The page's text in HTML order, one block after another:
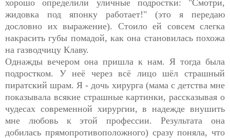
хорошо определили уличные подростки: "Смотри,
жидовка под японку работает!" (это я передаю
дословно их выражение). Стоило ей совсем слегка
накрасить губы помадой, как она становилась похожа
на газводчицу Клаву.
Однажды вечером она пришла к нам. Я тогда была
подростком. У неё через всё лицо шёл страшный
пиратский шрам. Я - дочь хирурга (мама с детства мне
показывала всякие страшные картинки, рассказывая о
чудесах современной хирургии, в надежде внушить
мне любовь к этой профессии. Результата она
добилась прямопротивоположного) сразу поняла, что